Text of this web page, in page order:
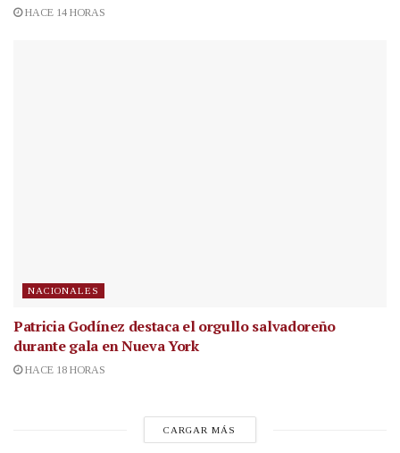
HACE 14 HORAS
NACIONALES
Patricia Godínez destaca el orgullo salvadoreño
durante gala en Nueva York
HACE 18 HORAS
CARGAR MÁS